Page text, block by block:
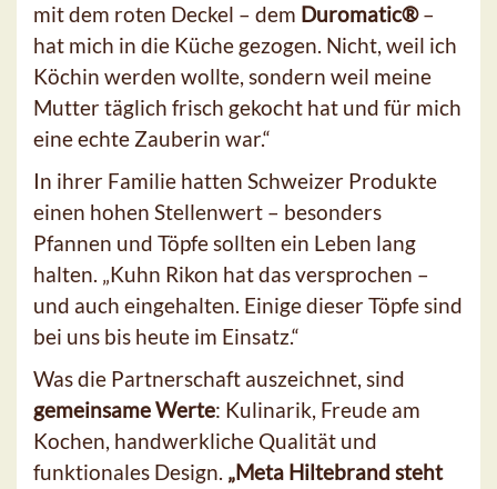
mit dem roten Deckel – dem Duromatic®–
hat mich in die Küche gezogen. Nicht, weil ich
Köchin werden wollte, sondern weil meine
Mutter täglich frisch gekocht hat und für mich
eine echte Zauberin war.“
In ihrer Familie hatten Schweizer Produkte
einen hohen Stellenwert – besonders
Pfannen und Töpfe sollten ein Leben lang
halten. „Kuhn Rikon hat das versprochen –
und auch eingehalten. Einige dieser Töpfe sind
bei uns bis heute im Einsatz.“
Was die Partnerschaft auszeichnet, sind
gemeinsame Werte: Kulinarik, Freude am
Kochen, handwerkliche Qualität und
funktionales Design. „Meta Hiltebrand steht